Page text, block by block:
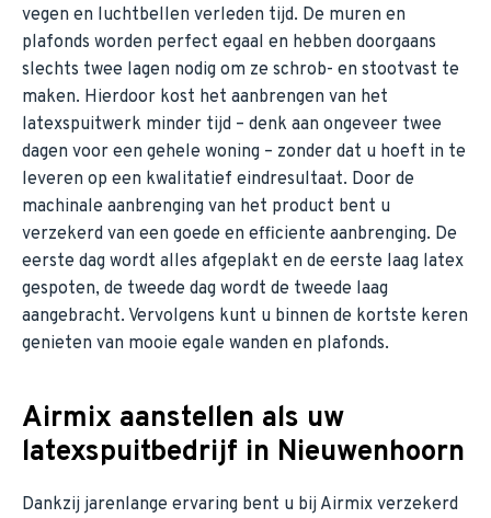
vegen en luchtbellen verleden tijd. De muren en
plafonds worden perfect egaal en hebben doorgaans
slechts twee lagen nodig om ze schrob- en stootvast te
maken. Hierdoor kost het aanbrengen van het
latexspuitwerk minder tijd – denk aan ongeveer twee
dagen voor een gehele woning – zonder dat u hoeft in te
leveren op een kwalitatief eindresultaat. Door de
machinale aanbrenging van het product bent u
verzekerd van een goede en efficiente aanbrenging. De
eerste dag wordt alles afgeplakt en de eerste laag latex
gespoten, de tweede dag wordt de tweede laag
aangebracht. Vervolgens kunt u binnen de kortste keren
genieten van mooie egale wanden en plafonds.
Airmix aanstellen als uw
latexspuitbedrijf in Nieuwenhoorn
Dankzij jarenlange ervaring bent u bij Airmix verzekerd